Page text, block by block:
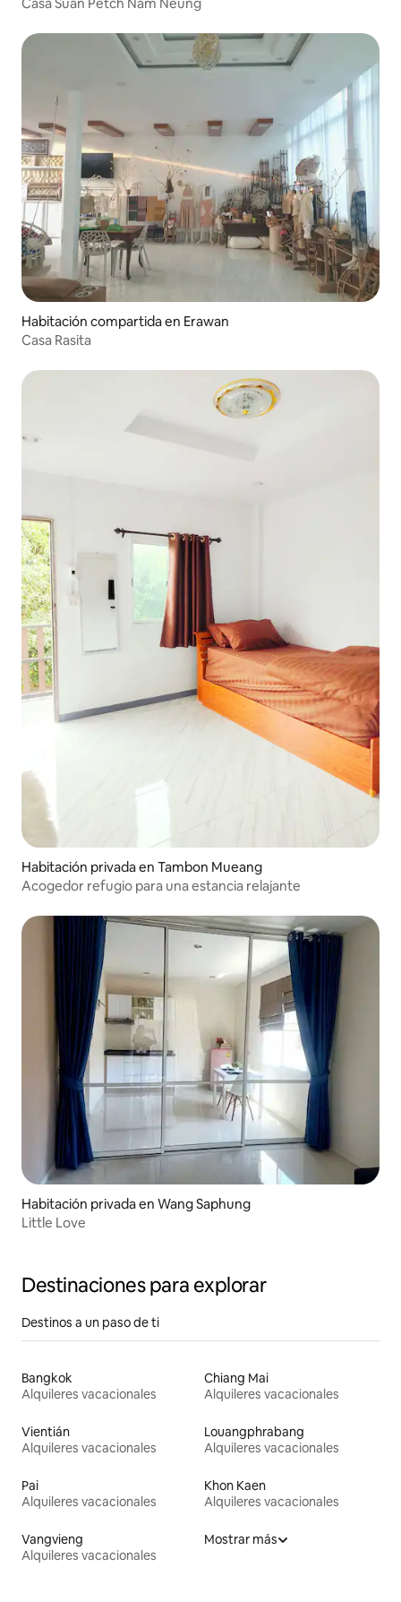
Habitación compartida en Erawan
Casa Rasita
Habitación privada en Tambon Mueang
Acogedor refugio para una estancia relajante
Habitación privada en Wang Saphung
Little Love
Destinaciones para explorar
Destinos a un paso de ti
Bangkok
Alquileres vacacionales
Chiang Mai
Alquileres vacacionales
Vientián
Alquileres vacacionales
Louangphrabang
Alquileres vacacionales
Pai
Alquileres vacacionales
Khon Kaen
Alquileres vacacionales
Vangvieng
Alquileres vacacionales
Mostrar más